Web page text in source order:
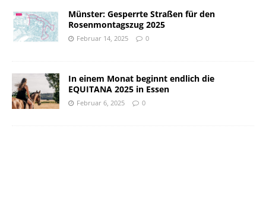
Münster: Gesperrte Straßen für den
Rosenmontagszug 2025
Februar 14, 2025 0
In einem Monat beginnt endlich die
EQUITANA 2025 in Essen
Februar 6, 2025 0